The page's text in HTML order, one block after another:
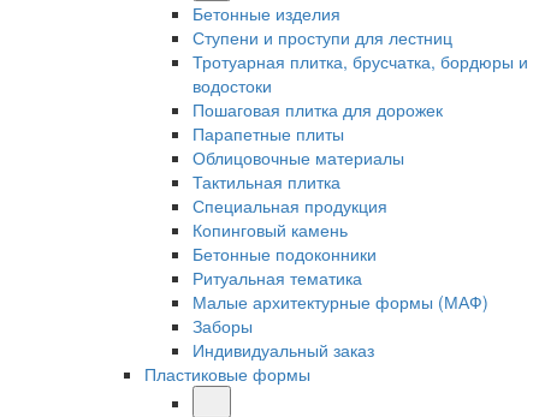
Бетонные изделия
Ступени и проступи для лестниц
Тротуарная плитка, брусчатка, бордюры и
водостоки
Пошаговая плитка для дорожек
Парапетные плиты
Облицовочные материалы
Тактильная плитка
Специальная продукция
Копинговый камень
Бетонные подоконники
Ритуальная тематика
Малые архитектурные формы (МАФ)
Заборы
Индивидуальный заказ
Пластиковые формы